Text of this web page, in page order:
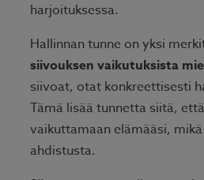
harjoituksessa.
Hallinnan tunne on yksi
siivouksen vaikutuksista
siivoat, otat konkreettisesti
Tämä lisää tunnetta siitä,
vaikuttamaan elämääsi,
ahdistusta.